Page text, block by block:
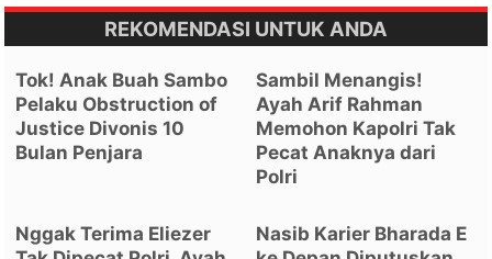
REKOMENDASI UNTUK ANDA
Tok! Anak Buah Sambo
Pelaku Obstruction of
Justice Divonis 10
Bulan Penjara
Sambil Menangis!
Ayah Arif Rahman
Memohon Kapolri Tak
Pecat Anaknya dari
Polri
Nggak Terima Eliezer
Nasib Karier Bharada E